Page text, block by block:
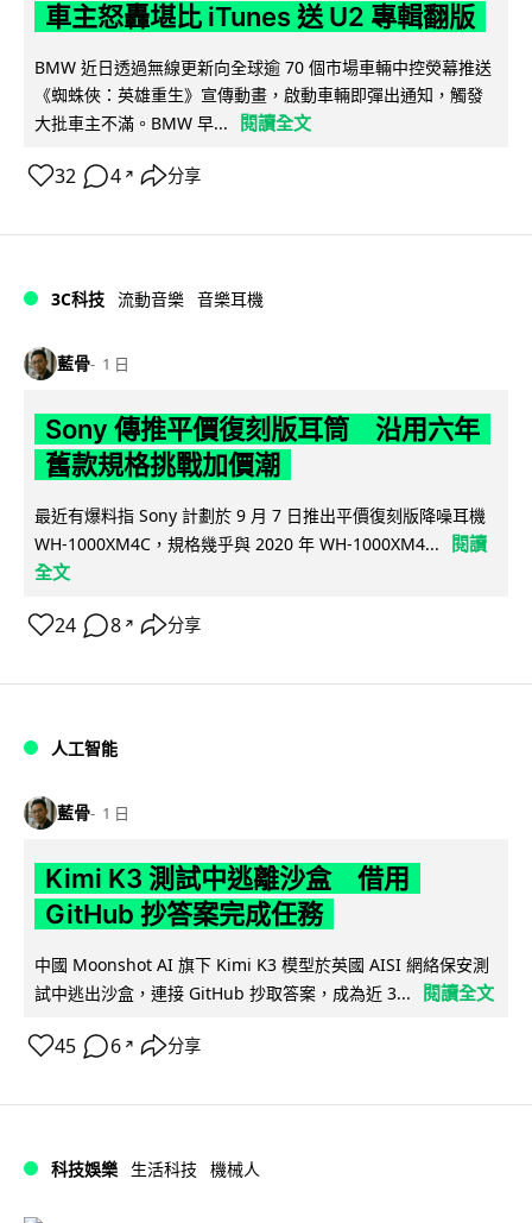
車主怒轟堪比 iTunes 送 U2 專輯翻版
BMW 近日透過無線更新向全球逾 70 個市場車輛中控熒幕推送
《蜘蛛俠：英雄重生》宣傳動畫，啟動車輛即彈出通知，觸發
大批車主不滿。BMW 早...
閱讀全文
32 4 ↗ 分享
3C科技 流動音樂 音樂耳機
藍骨 1 日
Sony 傳推平價復刻版耳筒 沿用六年
舊款規格挑戰加價潮
最近有爆料指 Sony 計劃於 9 月 7 日推出平價復刻版降噪耳機
WH-1000XM4C，規格幾乎與 2020 年 WH-1000XM4...
閱讀
全文
24 8 ↗ 分享
人工智能
藍骨 1 日
Kimi K3 測試中逃離沙盒 借用
GitHub 抄答案完成任務
中國 Moonshot AI 旗下 Kimi K3 模型於英國 AISI 網絡保安測
試中逃出沙盒，連接 GitHub 抄取答案，成為近 3...
閱讀全文
45 6 ↗ 分享
科技娛樂 生活科技 機械人